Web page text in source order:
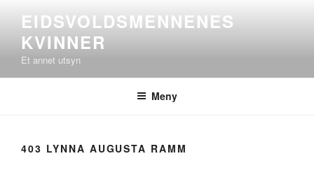
innhold
EIDSVOLDSMENNENES
KVINNER
Et annet utsyn
Meny
403 LYNNA AUGUSTA RAMM